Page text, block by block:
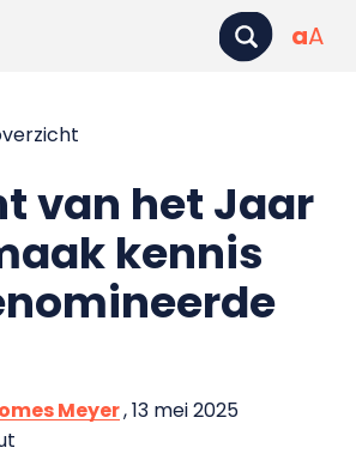
aA
van het Jaar
kennis
Meyer, 13 mei 2025